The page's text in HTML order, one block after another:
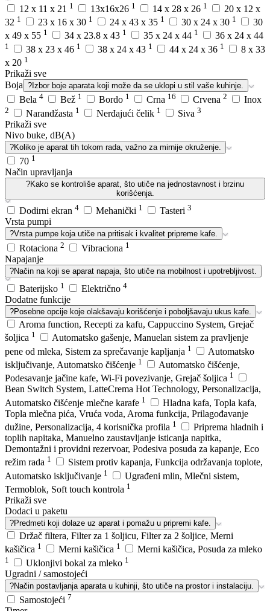
12 x 11 x 21 1 13x16x26 1 14 x 28 x 26 1
20 x 12 x
32 1 23 x 16 x 30 1 24 x 43 x 35 1 30 x 24 x 30 1
30
x 49 x 55 1 34 x 23.8 x 43 1 35 x 24 x 44 1 36 x 24 x 44
1 38 x 23 x 46 1 38 x 24 x 43 1 44 x 24 x 36 1
8 x 33
x 20 1
Prikaži sve
Boja ? Izbor boje aparata koji može da se uklopi u stil vaše kuhinje.
Bela 4 Bež 1 Bordo 1 Crna 16 Crvena 2 Inox
2 Narandžasta 1 Nerđajući čelik 1 Siva 3
Prikaži sve
Nivo buke, dB(A)
?Koliko je aparat tih tokom rada, važno za mirnije okruženje.
70 1
Način upravljanja
?Kako se kontroliše aparat, što utiče na jednostavnost i brzinu
korišćenja.
Dodirni ekran 4 Mehanički 1 Tasteri 3
Vrsta pumpi
?Vrsta pumpe koja utiče na pritisak i kvalitet pripreme kafe.
Rotaciona 2 Vibraciona 1
Napajanje
?Način na koji se aparat napaja, što utiče na mobilnost i upotrebljivost.
Baterijsko 1 Električno 4
Dodatne funkcije
?Posebne opcije koje olakšavaju korišćenje i poboljšavaju ukus kafe.
Aroma function, Recepti za kafu, Cappuccino System, Grejač
šoljica 1
Automatsko gašenje, Manuelan sistem za pravljenje
pene od mleka, Sistem za sprečavanje kapljanja 1
Automatsko
isključivanje, Automatsko čišćenje 1
Automatsko čišćenje,
Podesavanje jačine kafe, Wi-Fi povezivanje, Grejač šoljica 1
Bean Switch System, LatteCrema Hot Technology, Personalizacija,
Automatsko čišćenje mlečne karafe 1
Hladna kafa, Topla kafa,
Topla mlečna pića, Vruća voda, Aroma funkcija, Prilagođavanje
dužine, Personalizacija, 4 korisnička profila 1
Priprema hladnih i
toplih napitaka, Manuelno zaustavljanje isticanja napitka,
Demontažni i providni rezervoar, Podesiva posuda za kapanje, Eco
režim rada 1
Sistem protiv kapanja, Funkcija održavanja toplote,
Automatsko isključivanje 1
Ugrađeni mlin, Mlečni sistem,
Termoblok, Soft touch kontrola 1
Prikaži sve
Dodaci u paketu
?Predmeti koji dolaze uz aparat i pomažu u pripremi kafe.
Držač filtera, Filter za 1 šoljicu, Filter za 2 šoljice, Merni
kašičica 1 Merni kašičica 1 Merni kašičica, Posuda za mleko
1 Uklonjivi bokal za mleko 1
Ugradni / samostojeći
?Način postavljanja aparata u kuhinji, što utiče na prostor i instalaciju.
Samostojeći 7